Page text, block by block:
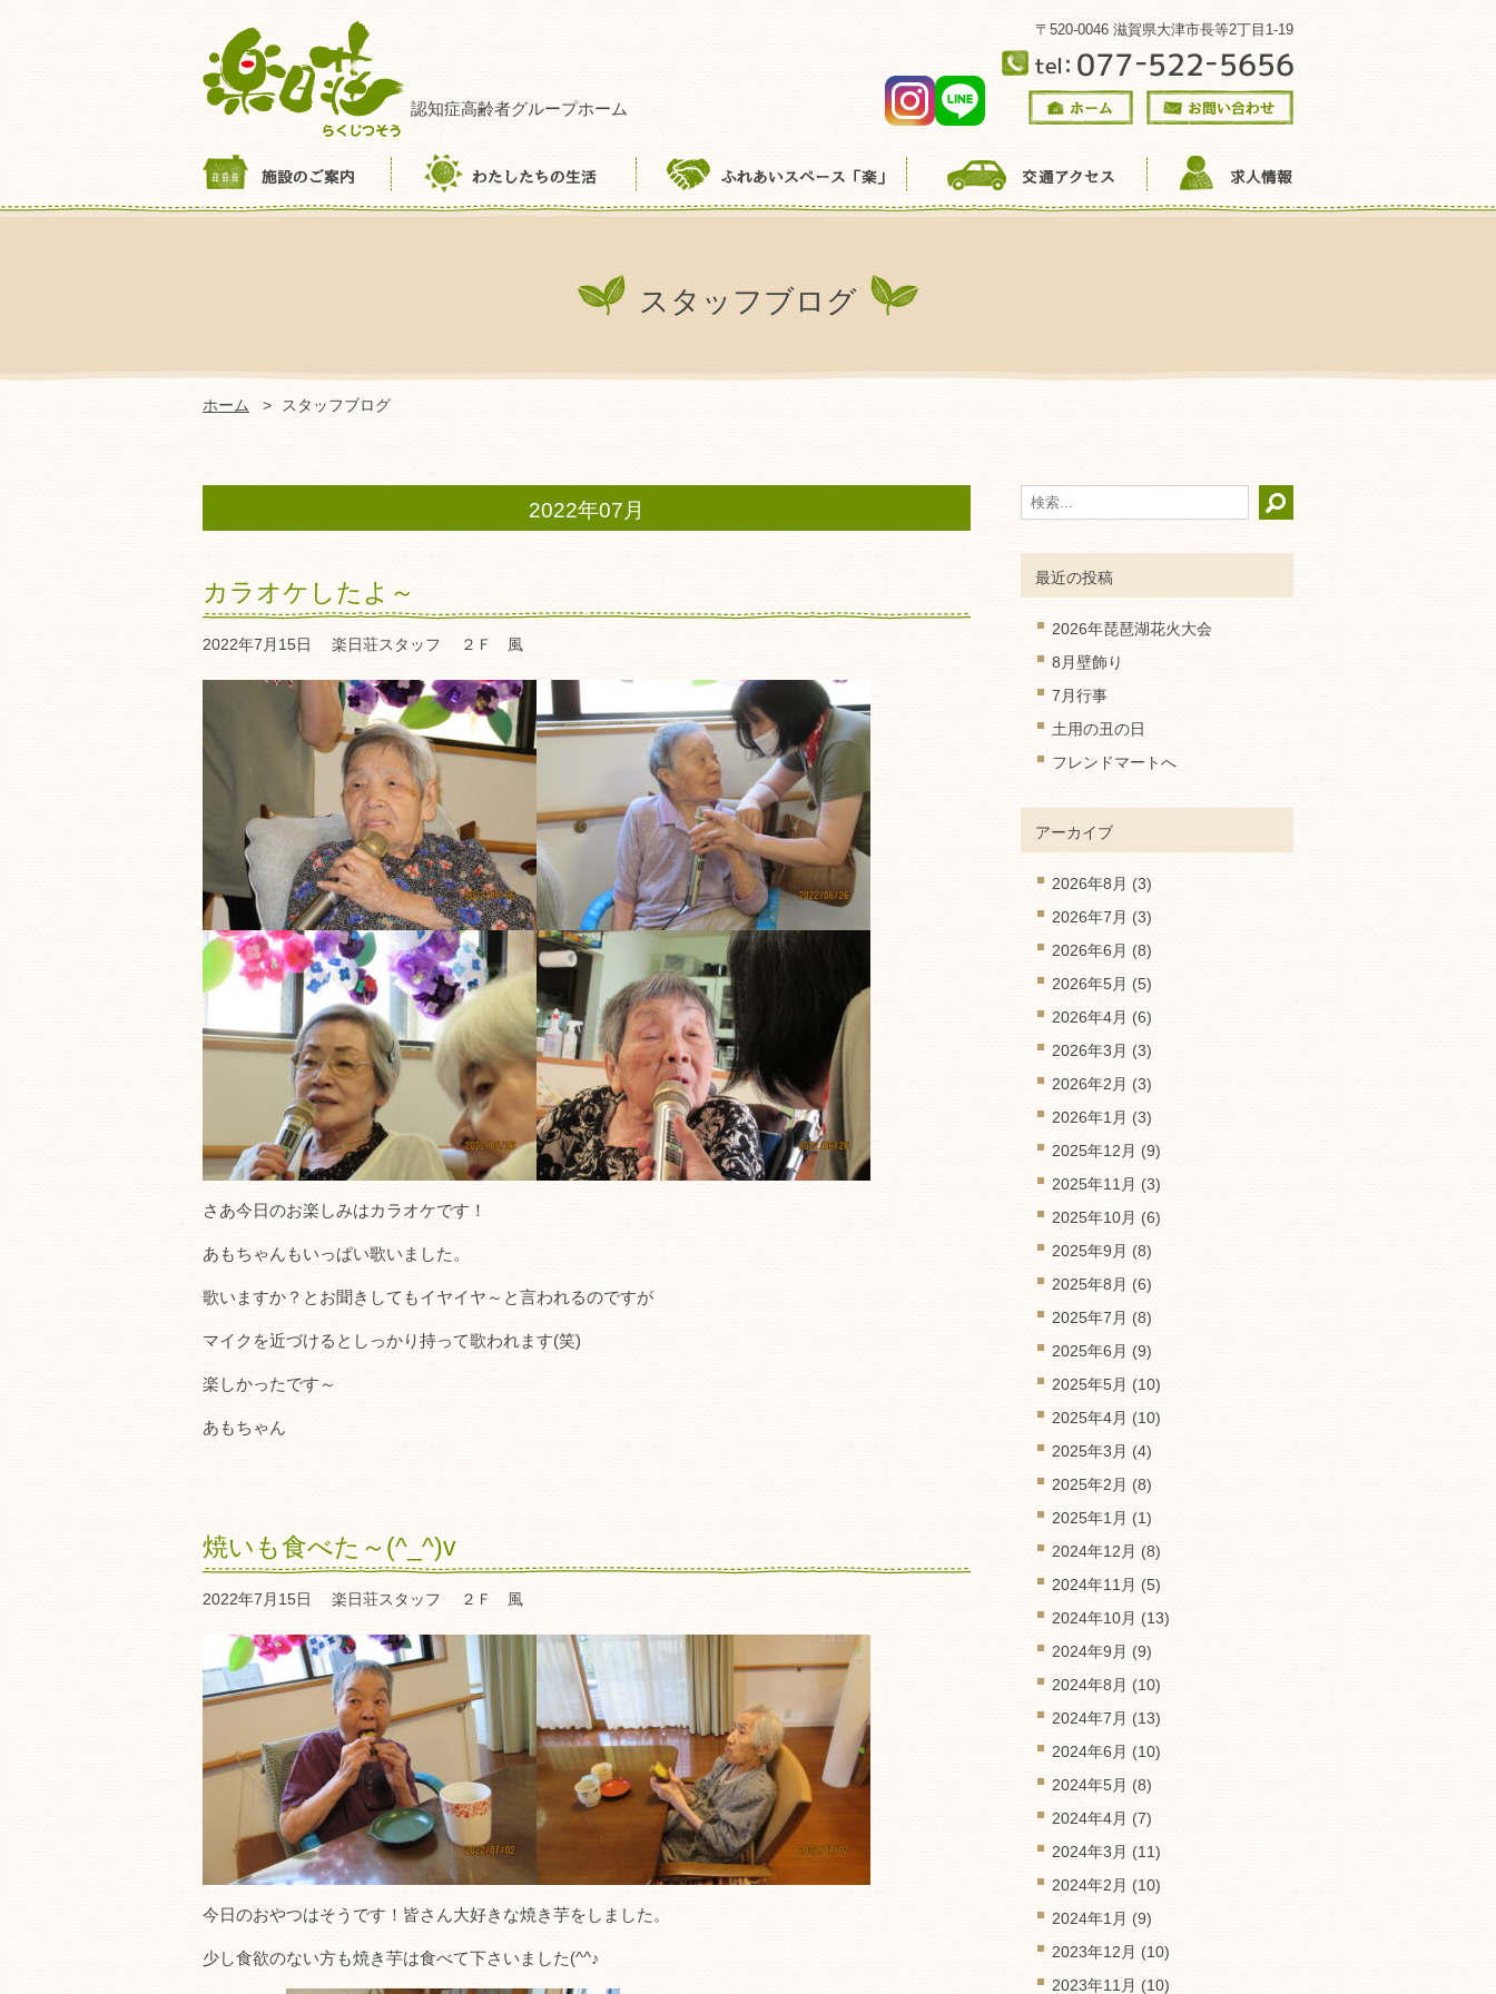
認知症高齢者グループホーム
〒520-0046 滋賀県大津市長等2丁目1-19
スタッフブログ
ホーム スタッフブログ
2022年07月
カラオケしたよ～
2022年7月15日 楽日荘スタッフ ２Ｆ 風
さあ今日のお楽しみはカラオケです！
あもちゃんもいっぱい歌いました。
歌いますか？とお聞きしてもイヤイヤ～と言われるのですが
マイクを近づけるとしっかり持って歌われます(笑)
楽しかったです～
あもちゃん
焼いも食べた～(^_^)v
2022年7月15日 楽日荘スタッフ ２Ｆ 風
今日のおやつはそうです！皆さん大好きな焼き芋をしました。
少し食欲のない方も焼き芋は食べて下さいました(^^♪
最近の投稿
2026年琵琶湖花火大会
8月壁飾り
7月行事
土用の丑の日
フレンドマートへ
アーカイブ
2026年8月 (3)
2026年7月 (3)
2026年6月 (8)
2026年5月 (5)
2026年4月 (6)
2026年3月 (3)
2026年2月 (3)
2026年1月 (3)
2025年12月 (9)
2025年11月 (3)
2025年10月 (6)
2025年9月 (8)
2025年8月 (6)
2025年7月 (8)
2025年6月 (9)
2025年5月 (10)
2025年4月 (10)
2025年3月 (4)
2025年2月 (8)
2025年1月 (1)
2024年12月 (8)
2024年11月 (5)
2024年10月 (13)
2024年9月 (9)
2024年8月 (10)
2024年7月 (13)
2024年6月 (10)
2024年5月 (8)
2024年4月 (7)
2024年3月 (11)
2024年2月 (10)
2024年1月 (9)
2023年12月 (10)
2023年11月 (10)